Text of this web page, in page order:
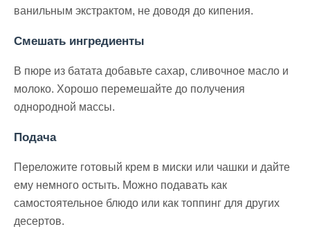
ванильным экстрактом, не доводя до кипения.
Смешать ингредиенты
В пюре из батата добавьте сахар, сливочное масло и
молоко. Хорошо перемешайте до получения
однородной массы.
Подача
Переложите готовый крем в миски или чашки и дайте
ему немного остыть. Можно подавать как
самостоятельное блюдо или как топпинг для других
десертов.